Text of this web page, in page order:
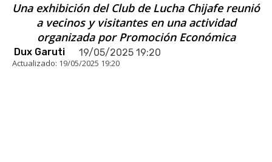
Una exhibición del Club de Lucha Chijafe reunió
a vecinos y visitantes en una actividad
organizada por Promoción Económica
Dux Garuti 19/05/2025 19:20
Actualizado: 19/05/2025 19:20